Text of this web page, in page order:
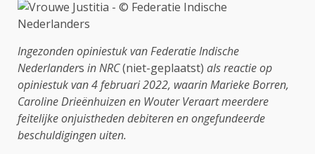
Ingezonden opiniestuk van Federatie Indische
Nederlanders in NRC(niet-geplaatst) als reactie op
opiniestuk van 4 februari 2022, waarin Marieke Borren,
Caroline Drieënhuizen en Wouter Veraart meerdere
feitelijke onjuistheden debiteren en ongefundeerde
beschuldigingen uiten.